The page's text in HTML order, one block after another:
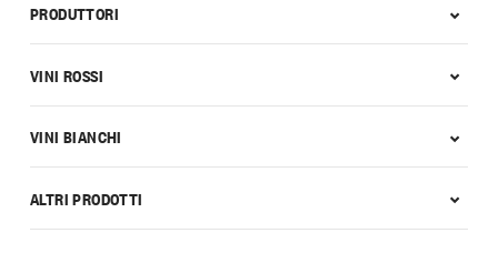
PRODUTTORI
VINI ROSSI
VINI BIANCHI
ALTRI PRODOTTI